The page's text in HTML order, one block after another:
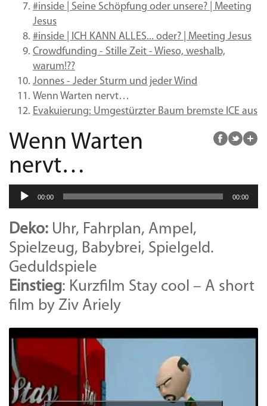
#inside | Seine Schöpfung oder unsere? | Meeting
Jesus
#inside | ICH KANN ALLES... oder? | Meeting Jesus
Crowdfunding - Stille Zeit - Wieso, weshalb,
warum!??
Jonnes - Jeder Sturm und jeder Wind
Wenn Warten nervt…
Evakuierung: Umgestürzter Baum bremste ICE aus
Wenn Warten
nervt…
Audio-
Player
00:00 00:00
Deko: Uhr, Fahrplan, Ampel,
Spielzeug, Babybrei, Spielgeld.
Geduldspiele
Einstieg: Kurzfilm Stay cool – A short
film by Ziv Ariely